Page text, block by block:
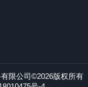
有限公司©2026版权所有